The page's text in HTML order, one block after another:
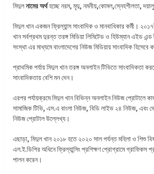
মিদুলনামের অর্থহচ্ছে নরম, মৃদু, নমনীয়,কোমল,স্নেহশীলতা,
মিদুল খান একজন ফ্রিল্যান্স সাংবাদিক ও মানবাধিকার কর্মী।
খান সর্বপ্রথম দুরন্ত তরঙ্গ মিডিয়া লিমিটেড ও হিউম্যান এইড এন্ড
সংস্থা এর মাধ্যমে বাংলাদেশের নিউজ মিডিয়ায় সাংবাদিক
প্রাথমিক পর্যায় মিদুল খান তরঙ্গ অনলাইন টিভিতে সাংবাদিকতা
সাংবাদিকতায় বেশি মন দেন।
এরপর পর্যায়ক্রমে মিদুল খান বিভিন্ন অনলাইন নিউজ প্রোটালে
সামাজিক টিভি, এস.এ বাংলা নিউজ, বিডি লাইভ ২৪ নিউজ, এবং
নিউজ প্রোটাল উল্লেখ্য।
এছাড়া, মিদুল খান ২০১৮ হতে ২০২০ সাল পর্যন্ত মহিলা ও শিশু
এল.ই.ডিপির অধিনে ফ্রিল্যান্সিং প্রশিক্ষণ প্রোগ্রামে গ্রাফিকস
পালন করেন।